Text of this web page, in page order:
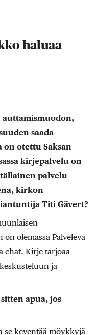
haluaa
saada
otettu Saksan
kirjepalvelu on
palvelu
kirkon
Titi Gävert?
olemassa Palveleva
chat. Kirje tarjoaa
ja
apua, jos
se keventää möykkyjä